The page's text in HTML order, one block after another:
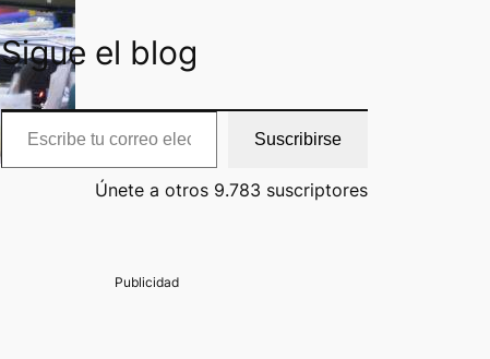
Sigue el blog
Escribe tu correo electrónico…
Suscribirse
Únete a otros 9.783 suscriptores